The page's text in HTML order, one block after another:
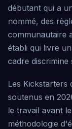
débutant qui a
nommé, des
communautaire
établi qui livre
cadre discrimine
Les Kickstarters
soutenus en
le travail avant
méthodologie